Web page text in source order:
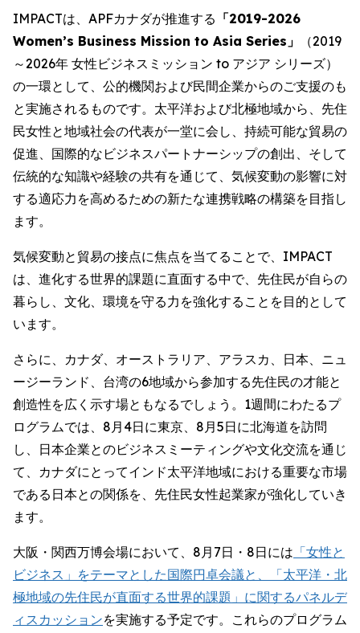
IMPACTは、APFカナダが推進する 「2019-2026
Women’s Business Mission to Asia Series」
（2019
～2026年 女性ビジネスミッション to アジア シリーズ）
の一環として、公的機関および民間企業からのご支援のも
と実施されるものです。太平洋および北極地域から、先住
民女性と地域社会の代表が一堂に会し、持続可能な貿易の
促進、国際的なビジネスパートナーシップの創出、そして
伝統的な知識や経験の共有を通じて、気候変動の影響に対
する適応力を高めるための新たな連携戦略の構築を目指し
ます。
気候変動と貿易の接点に焦点を当てることで、IMPACT
は、進化する世界的課題に直面する中で、先住民が自らの
暮らし、文化、環境を守る力を強化することを目的として
います。
さらに、カナダ、オーストラリア、アラスカ、日本、ニュ
ージーランド、台湾の6地域から参加する先住民の才能と
創造性を広く示す場ともなるでしょう。1週間にわたるプ
ログラムでは、8月4日に東京、8月5日に北海道を訪問
し、日本企業とのビジネスミーティングや文化交流を通じ
て、カナダにとってインド太平洋地域における重要な市場
である日本との関係を、先住民女性起業家が強化していき
ます。
大阪・関西万博会場において、8月7日・8日には 「女性と
ビジネス」をテーマとした国際円卓会議と、「太平洋・北
極地域の先住民が直面する世界的課題」に関するパネルデ
ィスカッションを実施する予定です。これらのプログラム